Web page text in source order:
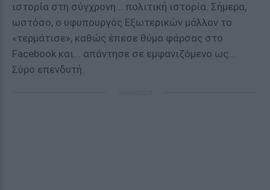
ιστορία στη σύγχρονη... πολιτική ιστορία. Σήμερα,
ωστόσο, ο υφυπουργός Εξωτερικών μάλλον το
«τερμάτισε», καθώς έπεσε θύμα φάρσας στο
Facebook και... απάντησε σε εμφανιζόμενο ως...
Σύρο επενδυτή.